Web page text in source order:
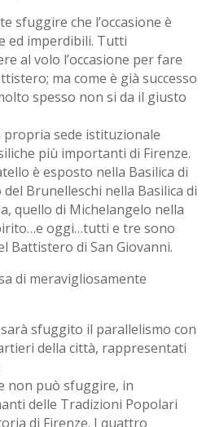
sfuggire che l’occasione è
ed imperdibili. Tutti
al volo l’occasione per fare
ma come è già successo
spesso non si da il giusto
propria sede istituzionale
più importanti di Firenze.
è esposto nella Basilica di
del Brunelleschi nella Basilica di
quello di Michelangelo nella
oggi…tutti e tre sono
Battistero di San Giovanni.
di meravigliosamente
sfuggito il parallelismo con
della città, rappresentati
non può sfuggire, in
delle Tradizioni Popolari
di Firenze. I quattro